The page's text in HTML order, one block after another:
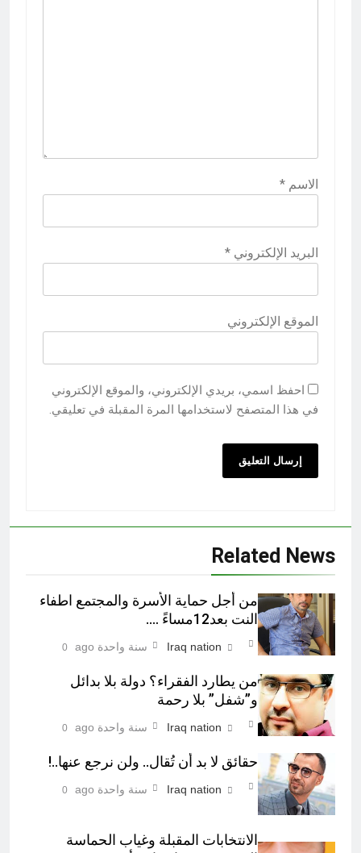
الاسم *
البريد الإلكتروني *
الموقع الإلكتروني
احفظ اسمي، بريدي الإلكتروني، والموقع الإلكتروني
في هذا المتصفح لاستخدامها المرة المقبلة في تعليقي.
Related News
من أجل حماية الأسرة والمجتمع اطفاء
النت بعد12مساءً ….
Iraq nation سنة واحدة ago 0
من يطارد الفقراء؟ دولة بلا بدائل
و”شفل” بلا رحمة
Iraq nation سنة واحدة ago 0
حقائق لا بد أن تُقال.. ولن نرجع عنها..!
Iraq nation سنة واحدة ago 0
الانتخابات المقبلة وغياب الحماسة